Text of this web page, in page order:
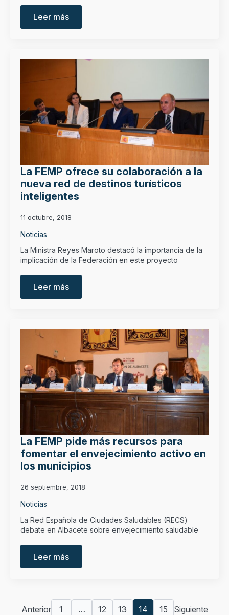
Leer más
La FEMP ofrece su colaboración a la
nueva red de destinos turísticos
inteligentes
11 octubre, 2018
Noticias
La Ministra Reyes Maroto destacó la importancia de la
implicación de la Federación en este proyecto
Leer más
La FEMP pide más recursos para
fomentar el envejecimiento activo en
los municipios
26 septiembre, 2018
Noticias
La Red Española de Ciudades Saludables (RECS)
debate en Albacete sobre envejecimiento saludable
Leer más
Anterior 1 … 12 13 14 15 Siguiente